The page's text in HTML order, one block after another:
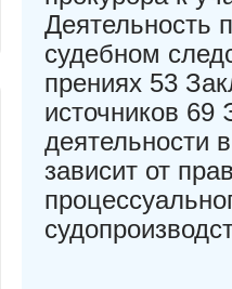
Деятельность
судебном
прениях 53
источников 69
деятельности
зависит от